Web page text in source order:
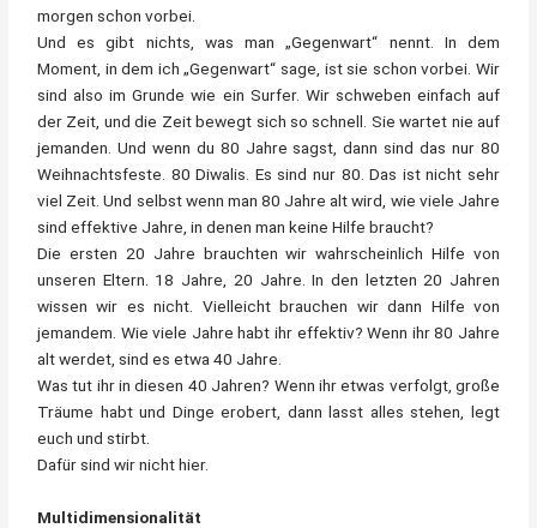
morgen schon vorbei.
Und es gibt nichts, was man „Gegenwart“ nennt. In dem
Moment, in dem ich „Gegenwart“ sage, ist sie schon vorbei. Wir
sind also im Grunde wie ein Surfer. Wir schweben einfach auf
der Zeit, und die Zeit bewegt sich so schnell. Sie wartet nie auf
jemanden. Und wenn du 80 Jahre sagst, dann sind das nur 80
Weihnachtsfeste. 80 Diwalis. Es sind nur 80. Das ist nicht sehr
viel Zeit. Und selbst wenn man 80 Jahre alt wird, wie viele Jahre
sind effektive Jahre, in denen man keine Hilfe braucht?
Die ersten 20 Jahre brauchten wir wahrscheinlich Hilfe von
unseren Eltern. 18 Jahre, 20 Jahre. In den letzten 20 Jahren
wissen wir es nicht. Vielleicht brauchen wir dann Hilfe von
jemandem. Wie viele Jahre habt ihr effektiv? Wenn ihr 80 Jahre
alt werdet, sind es etwa 40 Jahre.
Was tut ihr in diesen 40 Jahren? Wenn ihr etwas verfolgt, große
Träume habt und Dinge erobert, dann lasst alles stehen, legt
euch und stirbt.
Dafür sind wir nicht hier.
Multidimensionalität